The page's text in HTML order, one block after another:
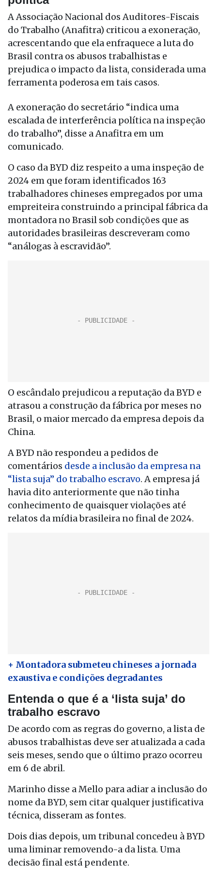
A Associação Nacional dos Auditores-Fiscais
do Trabalho (Anafitra) criticou a exoneração,
acrescentando que ela enfraquece a luta do
Brasil contra os abusos trabalhistas e
prejudica o impacto da lista, considerada uma
ferramenta poderosa em tais casos.
A exoneração do secretário “indica uma
escalada de interferência política na inspeção
do trabalho”, disse a Anafitra em um
comunicado.
O caso da BYD diz respeito a uma inspeção de
2024 em que foram identificados 163
trabalhadores chineses empregados por uma
empreiteira construindo a principal fábrica da
montadora no Brasil sob condições que as
autoridades brasileiras descreveram como
“análogas à escravidão”.
O escândalo prejudicou a reputação da BYD e
atrasou a construção da fábrica por meses no
Brasil, o maior mercado da empresa depois da
China.
A BYD não respondeu a pedidos de
comentários desde a inclusão da empresa na
“lista suja” do trabalho escravo. A empresa já
havia dito anteriormente que não tinha
conhecimento de quaisquer violações até
relatos da mídia brasileira no final de 2024.
+ Montadora submeteu chineses a jornada
exaustiva e condições degradantes
Entenda o que é a ‘lista suja’ do
trabalho escravo
De acordo com as regras do governo, a lista de
abusos trabalhistas deve ser atualizada a cada
seis meses, sendo que o último prazo ocorreu
em 6 de abril.
Marinho disse a Mello para adiar a inclusão do
nome da BYD, sem citar qualquer justificativa
técnica, disseram as fontes.
Dois dias depois, um tribunal concedeu à BYD
uma liminar removendo-a da lista. Uma
decisão final está pendente.